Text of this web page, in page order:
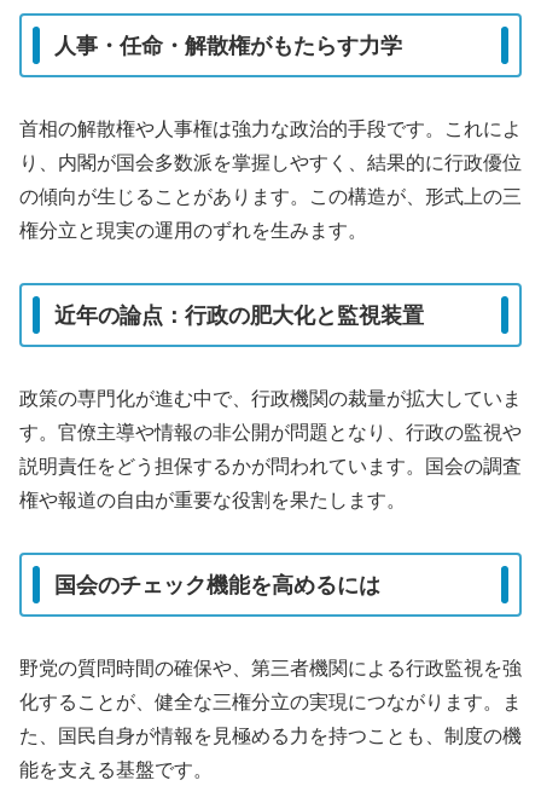
人事・任命・解散権がもたらす力学
首相の解散権や人事権は強力な政治的手段です。これによ
り、内閣が国会多数派を掌握しやすく、結果的に行政優位
の傾向が生じることがあります。この構造が、形式上の三
権分立と現実の運用のずれを生みます。
近年の論点：行政の肥大化と監視装置
政策の専門化が進む中で、行政機関の裁量が拡大していま
す。官僚主導や情報の非公開が問題となり、行政の監視や
説明責任をどう担保するかが問われています。国会の調査
権や報道の自由が重要な役割を果たします。
国会のチェック機能を高めるには
野党の質問時間の確保や、第三者機関による行政監視を強
化することが、健全な三権分立の実現につながります。ま
た、国民自身が情報を見極める力を持つことも、制度の機
能を支える基盤です。